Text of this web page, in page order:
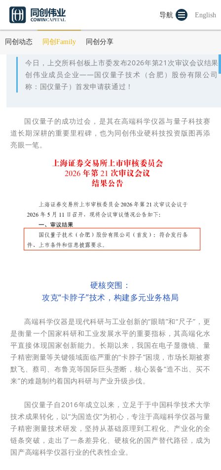
English
导航
同创动态 同创Family 同创分享
祝贺同创伟业成员企业「国仪量子」科创板IPO过会！
发布时间：2026-05-11
今日，上交所科创板上市委发布2026年第21次审议会议结果
创伟业成员企业——国仪量子技术（合肥）股份有限公司
称：国仪量子）首发申请获通过！
国仪量子的成功过会，是其在高端科学仪器与量子科技赛
道长期深耕的重要里程碑，也为同创伟业硬科技投资版图再添
亮眼一笔。
硬核突围：
攻克“卡脖子”技术，构建多元业务格局
高端科学仪器是现代科研与工业创新的“眼睛”和“尺子”，更
是衡量一个国家科研和工业发展水平的重要指标，其高端化水
平直接体现国家创新能力。长期以来，我国在电子显微镜、量
子精密测量等关键领域面临严重的“卡脖子”困境，市场长期被赛
默飞、蔡司、布鲁克等国际巨头垄断，核心装备“造不出、买不
来”的难题制约着国内科研与产业升级步伐。
国仪量子自2016年成立以来，立足于于中国科学技术大学
技术成果转化，以“为国造仪”为初心，专注于高端科学仪器与量
子精密测量技术研发，坚持从基础原理到工程化、产业化的全
链条突破，走出了一条差异化、硬核化的国产替代路径，成为
国产高端科学仪器行业的代表性企业。